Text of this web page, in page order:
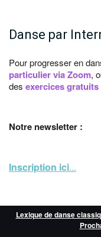
Danse par
Pour progresser en
particulier via Zoom,
des exercices gratuits
Notre newsletter :
Inscription ici...
Lexique de danse